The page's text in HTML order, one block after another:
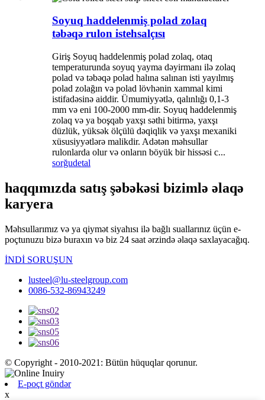
Soyuq haddelenmiş polad zolaq
təbəqə rulon istehsalçısı
Giriş Soyuq haddelenmiş polad zolaq, otaq
temperaturunda soyuq yayma dəyirmanı ilə zolaq
polad və təbəqə polad halına salınan isti yayılmış
polad zolağın və polad lövhənin xammal kimi
istifadəsinə aiddir. Ümumiyyətlə, qalınlığı 0,1-3
mm və eni 100-2000 mm-dir. Soyuq haddelenmiş
zolaq və ya boşqab yaxşı səthi bitirmə, yaxşı
düzlük, yüksək ölçülü dəqiqlik və yaxşı mexaniki
xüsusiyyətlərə malikdir. Adətən məhsullar
rulonlarda olur və onların böyük bir hissəsi c...
sorğudetal
haqqımızda satış şəbəkəsi bizimlə əlaqə
karyera
Məhsullarımız və ya qiymət siyahısı ilə bağlı suallarınız üçün e-
poçtunuzu bizə buraxın və biz 24 saat ərzində əlaqə saxlayacağıq.
İNDİ SORUŞUN
lusteel@lu-steelgroup.com
0086-532-86943249
© Copyright - 2010-2021: Bütün hüquqlar qorunur.
E-poçt göndər
x